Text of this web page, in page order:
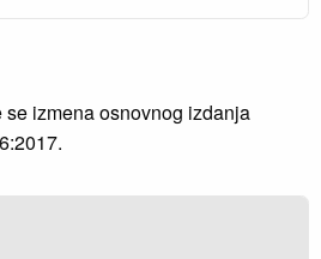
izmena osnovnog izdanja